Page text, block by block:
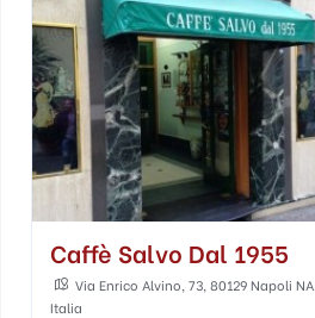
Caffè Salvo Dal 1955
Via Enrico Alvino, 73, 80129 Napoli NA,
Italia